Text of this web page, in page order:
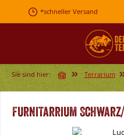
Zum Hauptinhalt springen
*schneller Versand
Sie sind hier: Terrarium
FurniTarrium Schwarz/